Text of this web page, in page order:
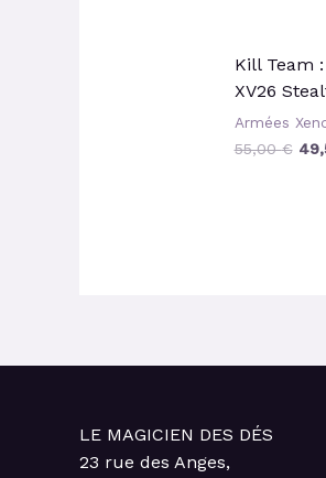
Kill Team
XV26
Armées
55,00€
LE MAGICIEN DES DÉS
23 rue des Anges,